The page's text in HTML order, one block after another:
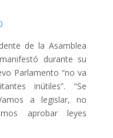
de la Asamblea
durante su
Parlamento “no va
inútiles”. “Se
a legislar, no
aprobar leyes